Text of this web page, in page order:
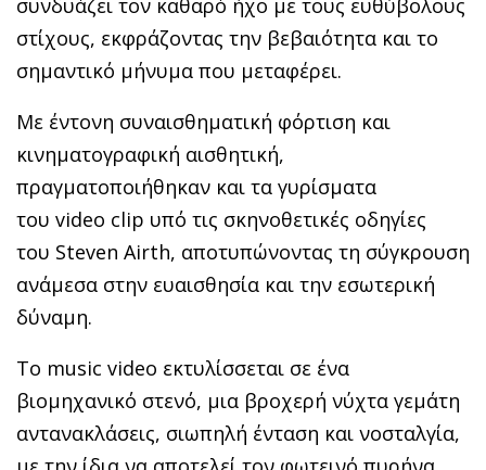
στίχους, εκφράζοντας την βεβαιότητα και το
σημαντικό μήνυμα που μεταφέρει.
Με έντονη συναισθηματική φόρτιση και
κινηματογραφική αισθητική,
πραγματοποιήθηκαν και τα γυρίσματα
του video clip υπό τις σκηνοθετικές οδηγίες
του Steven Airth, αποτυπώνοντας τη σύγκρουση
ανάμεσα στην ευαισθησία και την εσωτερική
δύναμη.
Το music video εκτυλίσσεται σε ένα
βιομηχανικό στενό, μια βροχερή νύχτα γεμάτη
αντανακλάσεις, σιωπηλή ένταση και νοσταλγία,